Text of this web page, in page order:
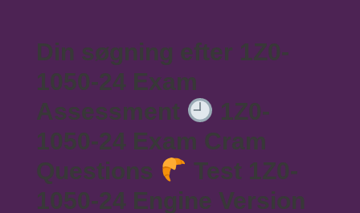
Din søgning efter 1Z0-
1050-24 Exam
Assessment
1Z0-
1050-24 Exam Cram
Questions
Test 1Z0-
1050-24 Engine Version